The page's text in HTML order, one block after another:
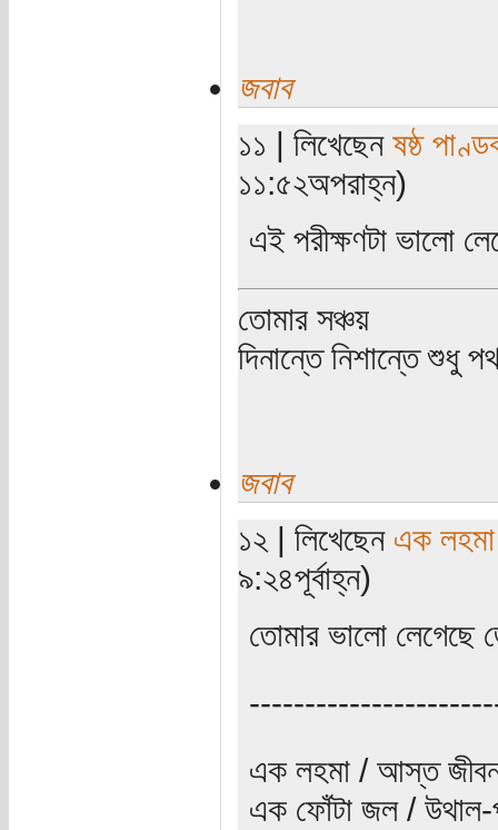
জবাব
১১ | লিখেছেন ষষ্ঠ
১১:৫২অপরাহ্ন)
এই পরীক্ষণটা ভালো
তোমার সঞ্চয়
দিনান্তে নিশান্তে শুধু
জবাব
১২ | লিখেছেন এক লহমা
৯:২৪পূর্বাহ্ন)
তোমার ভালো লেগেছে
এক লহমা / আস্ত
এক ফোঁটা জল /